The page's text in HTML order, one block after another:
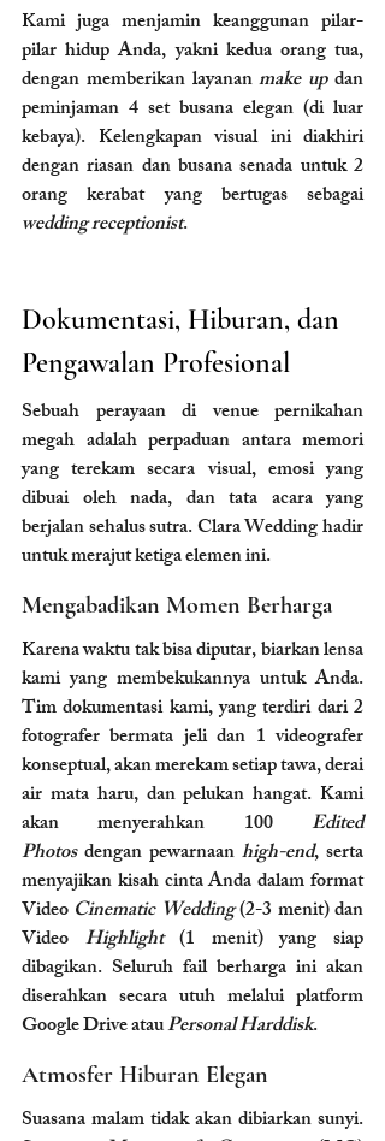
Kami juga menjamin keanggunan pilar-
pilar hidup Anda, yakni kedua orang tua,
dengan memberikan layanan make up dan
peminjaman 4 set busana elegan (di luar
kebaya). Kelengkapan visual ini diakhiri
dengan riasan dan busana senada untuk 2
orang kerabat yang bertugas sebagai
wedding receptionist.
Dokumentasi, Hiburan, dan
Pengawalan Profesional
Sebuah perayaan di venue pernikahan
megah adalah perpaduan antara memori
yang terekam secara visual, emosi yang
dibuai oleh nada, dan tata acara yang
berjalan sehalus sutra. Clara Wedding hadir
untuk merajut ketiga elemen ini.
Mengabadikan Momen Berharga
Karena waktu tak bisa diputar, biarkan lensa
kami yang membekukannya untuk Anda.
Tim dokumentasi kami, yang terdiri dari 2
fotografer bermata jeli dan 1 videografer
konseptual, akan merekam setiap tawa, derai
air mata haru, dan pelukan hangat. Kami
akan menyerahkan 100 Edited
Photos dengan pewarnaan high-end, serta
menyajikan kisah cinta Anda dalam format
Video Cinematic Wedding (2-3 menit) dan
Video Highlight (1 menit) yang siap
dibagikan. Seluruh fail berharga ini akan
diserahkan secara utuh melalui platform
Google Drive atau Personal Harddisk.
Atmosfer Hiburan Elegan
Suasana malam tidak akan dibiarkan sunyi.